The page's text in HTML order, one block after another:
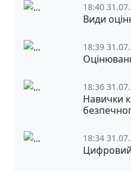
18:40
Види
18:39
18:36
Навички
18:34
Цифровий